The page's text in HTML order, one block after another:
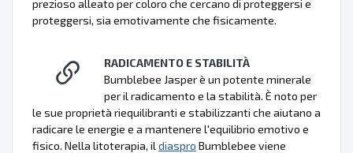
prezioso alleato per coloro che cercano di proteggersi e
proteggersi, sia emotivamente che fisicamente.
RADICAMENTO E STABILITÀ
Bumblebee Jasper è un potente minerale
per il radicamento e la stabilità. È noto per
le sue proprietà riequilibranti e stabilizzanti che aiutano a
radicare le energie e a mantenere l'equilibrio emotivo e
fisico. Nella litoterapia, il diaspro Bumblebee viene